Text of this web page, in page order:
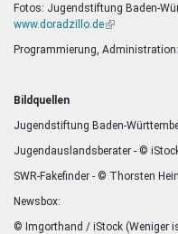
extern)
Fotos: Jugendstiftung Baden-
www.doradzillo.de(Link
extern)
Programmierung, Administration:
Bildquellen
Jugendstiftung Baden-
Jugendauslandsberater - ©
SWR-Fakefinder - © Thorsten
Newsbox:
© Imgorthand / iStock (Weniger